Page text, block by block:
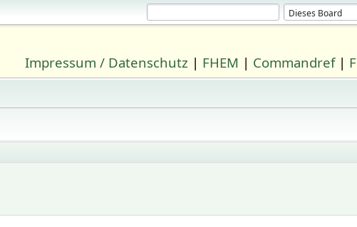
Impressum / Datenschutz | FHEM | Commandref|